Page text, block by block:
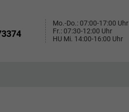
Mo.-Do.: 07:00-17:00 Uhr
Fr.: 07:30-12:00 Uhr
HU Mi. 14:00-16:00 Uhr